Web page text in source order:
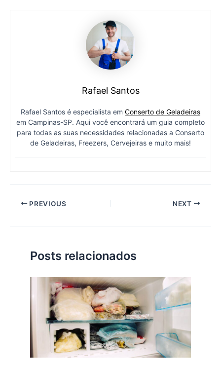
Rafael Santos
Rafael Santos é especialista em Conserto de Geladeiras
em Campinas-SP. Aqui você encontrará um guia completo
para todas as suas necessidades relacionadas a Conserto
de Geladeiras, Freezers, Cervejeiras e muito mais!
PREVIOUS NEXT
Posts relacionados